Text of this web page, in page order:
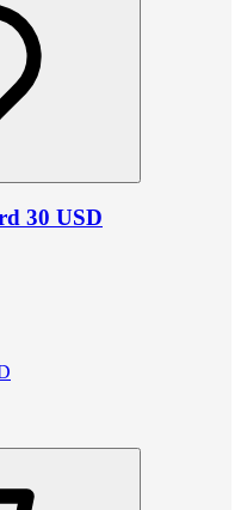
30 USD